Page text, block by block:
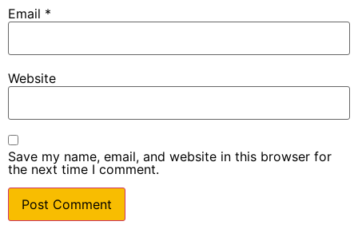
Email *
Website
Save my name, email, and website in this browser for
the next time I comment.